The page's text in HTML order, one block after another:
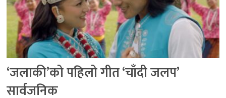
‘जलाकी’को पहिलो गीत ‘चाँदी जलप’
सार्वजनिक